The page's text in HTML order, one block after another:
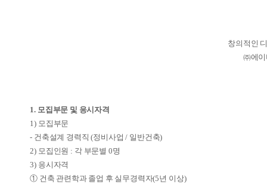
창의적인
㈜에
1. 모집부문 및 응시자격
1) 모집부문
- 건축설계 경력직(정비사업/ 일반건축)
2) 모집인원 : 각 부문별 0명
3) 응시자격
① 건축 관련학과 졸업 후 실무경력자(5년 이상)